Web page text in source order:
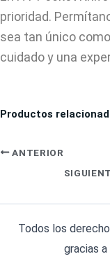
prioridad.
sea tan único
cuidado y una
Productos
ANTERIOR
Todos los
gracias a